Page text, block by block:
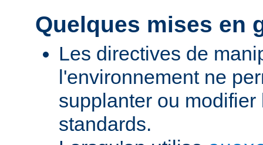
Quelques mises en
Les directives de
l'environnement ne
supplanter ou
standards.